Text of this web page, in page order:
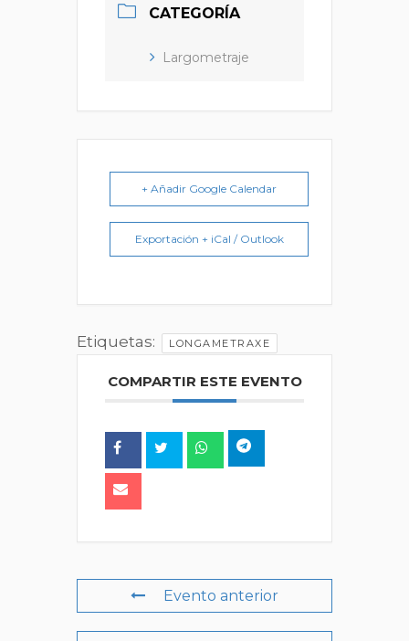
CATEGORÍA
Largometraje
+ Añadir Google Calendar
Exportación + iCal / Outlook
Etiquetas: LONGAMETRAXE
COMPARTIR ESTE EVENTO
Evento anterior